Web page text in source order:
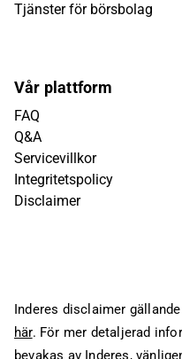
Tjänster för börsbolag
Vår plattform
FAQ
Q&A
Servicevillkor
Integritetspolicy
Disclaimer
Inderes disclaimer
här. För mer detaljerad
bevakas av Inderes,